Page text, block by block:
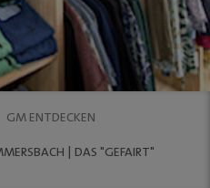
APP
Deine
SCHWALBE Arena
Halle 32
Alte Vogtei
GM ENTDECKEN
| DAS "GEFAIRT"